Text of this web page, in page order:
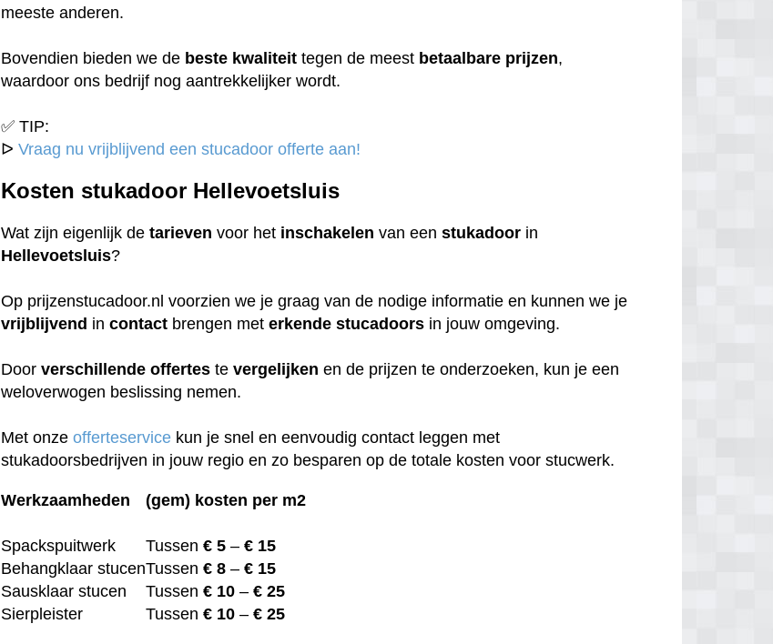
meeste anderen.
Bovendien bieden we de beste kwaliteit tegen de meest betaalbare prijzen,
waardoor ons bedrijf nog aantrekkelijker wordt.
✅ TIP:
ᐅVraag nu vrijblijvend een stucadoor offerte aan!
Kosten stukadoor Hellevoetsluis
Wat zijn eigenlijk detarieven voor het inschakelen van eenstukadoor in
Hellevoetsluis?
Op prijzenstucadoor.nl voorzien we je graag van de nodige informatie en kunnen we je
vrijblijvend incontact brengen meterkende stucadoors in jouw omgeving.
Doorverschillende offertes tevergelijken en de prijzen te onderzoeken, kun je een
weloverwogen beslissing nemen.
Met onzeofferteservice kun je snel en eenvoudig contact leggen met
stukadoorsbedrijven in jouw regio en zo besparen op de totale kosten voor stucwerk.
Werkzaamheden (gem) kosten per m2
Spackspuitwerk Tussen€ 5 –€ 15
Behangklaar stucenTussen€ 8 –€ 15
Sausklaar stucen
Tussen€ 10 –€ 25
Sierpleister
Tussen€ 10 –€ 25